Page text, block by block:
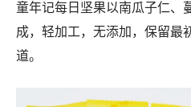
童年记每日坚果以南瓜子仁、
成，轻加工，无添加，保留最
道。